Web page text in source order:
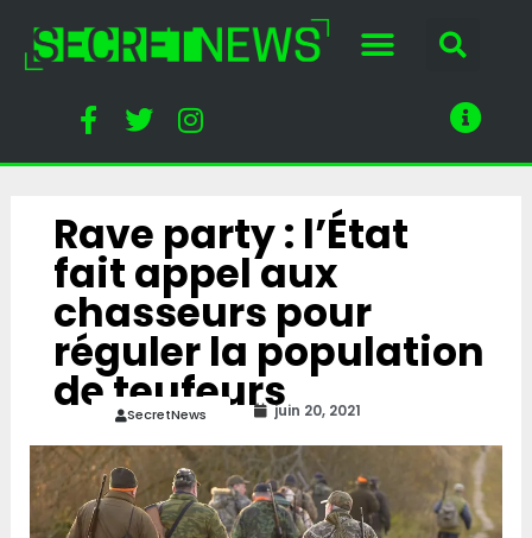
Rave party : l’État
fait appel aux
chasseurs pour
réguler la population
de teufeurs
SecretNews juin 20, 2021